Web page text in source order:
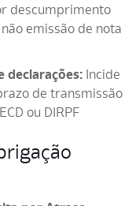
descumprimento
emissão de nota
declarações: Incide
de transmissão
ou DIRPF